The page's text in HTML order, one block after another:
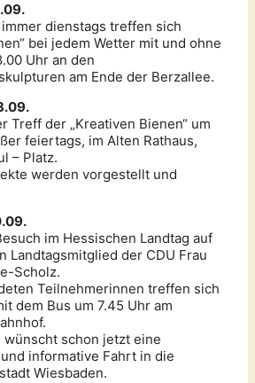
dienstags treffen sich
bei jedem Wetter mit und ohne
Uhr an den
am Ende der Berzallee.
Treff der „Kreativen Bienen“ um
feiertags, im Alten Rathaus,
– Platz.
werden vorgestellt und
im Hessischen Landtag auf
Landtagsmitglied der CDU Frau
Scholz.
Teilnehmerinnen treffen sich
dem Bus um 7.45 Uhr am
wünscht schon jetzt eine
informative Fahrt in die
Wiesbaden.